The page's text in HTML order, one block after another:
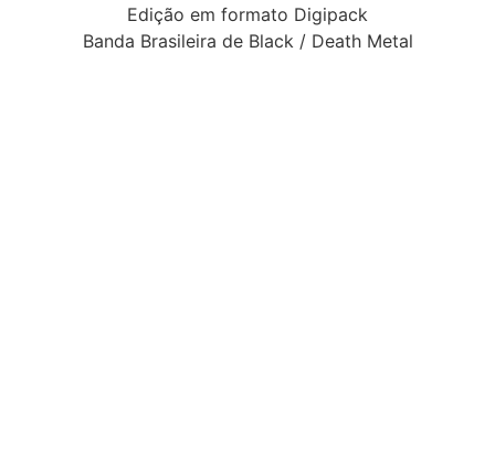
Edição em formato Digipack
Banda Brasileira de Black / Death Metal